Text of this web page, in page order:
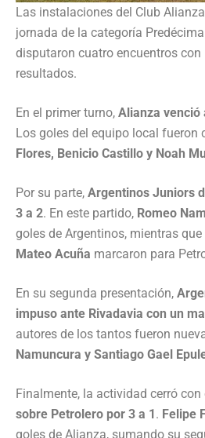
Las instalaciones del Club
jornada de la categoría
disputaron cuatro encuentros
resultados.
En el primer turno, Alianza venció
Los goles del equipo local fueron
Flores, Benicio Castillo y Noah
Por su parte, Argentinos Juniors
3 a 2. En este partido, Romeo
goles de Argentinos, mientras que
Mateo Acuña marcaron para
En su segunda presentación,
impuso ante Rivadavia con un
autores de los tantos fueron
Namuncura y Santiago Gael
Finalmente, la actividad cerró
sobre Petrolero por 3 a 1. Felipe
goles de Alianza, sumando su